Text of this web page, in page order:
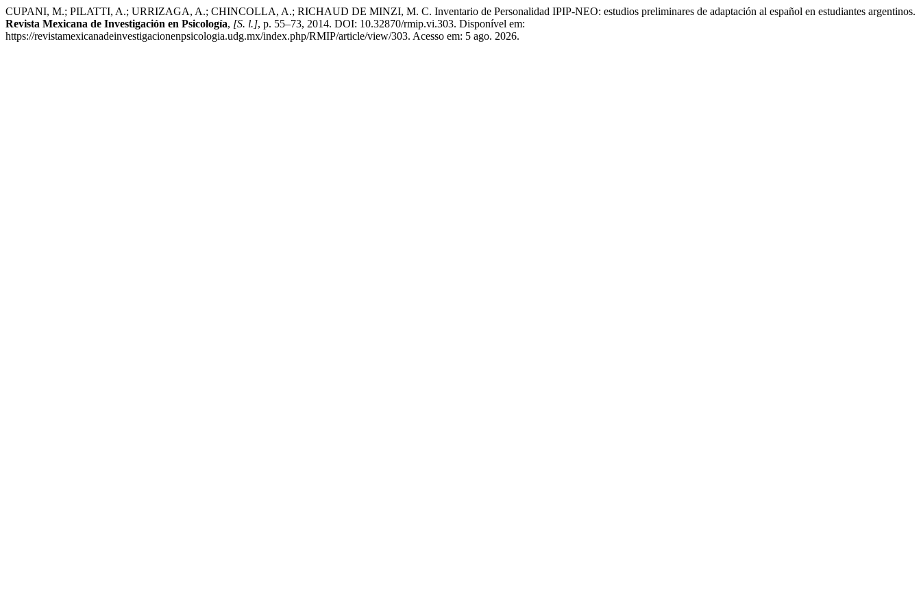
CUPANI, M.; PILATTI, A.; URRIZAGA, A.; CHINCOLLA, A.; RICHAUD DE MINZI, M. C. Inventario de Personalidad IPIP-NEO: estudios preliminares de adaptación al español en estudiantes argentinos.
Revista Mexicana de Investigación en Psicología, [S. l.], p. 55–73, 2014. DOI: 10.32870/rmip.vi.303. Disponível em:
https://revistamexicanadeinvestigacionenpsicologia.udg.mx/index.php/RMIP/article/view/303. Acesso em: 5 ago. 2026.